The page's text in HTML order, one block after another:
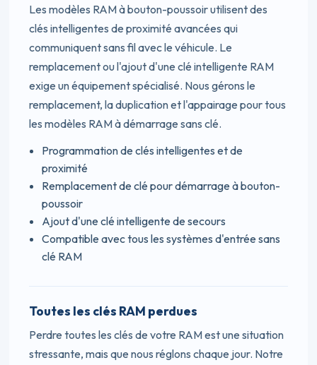
Les modèles RAM à bouton-poussoir utilisent des
clés intelligentes de proximité avancées qui
communiquent sans fil avec le véhicule. Le
remplacement ou l'ajout d'une clé intelligente RAM
exige un équipement spécialisé. Nous gérons le
remplacement, la duplication et l'appairage pour tous
les modèles RAM à démarrage sans clé.
Programmation de clés intelligentes et de
proximité
Remplacement de clé pour démarrage à bouton-
poussoir
Ajout d'une clé intelligente de secours
Compatible avec tous les systèmes d'entrée sans
clé RAM
Toutes les clés RAM perdues
Perdre toutes les clés de votre RAM est une situation
stressante, mais que nous réglons chaque jour. Notre